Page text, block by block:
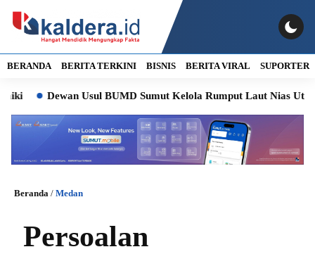
BERANDA BERITA TERKINI BISNIS BERITA VIRAL SUPORTER
Usul BUMD Sumut Kelola Rumput Laut Nias Utara dari
Beranda / Medan
Persoalan